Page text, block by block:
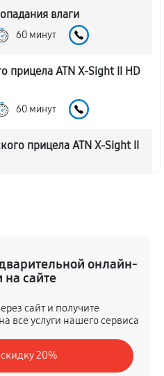
влаги
60 минут
прицела ATN X-Sight II HD
60 минут
прицела ATN X-Sight II
прицела ATN X-Sight II
60 минут
прицела ATN X-
онлайн-
на сайте
сайт и получите
все услуги нашего сервиса
20%